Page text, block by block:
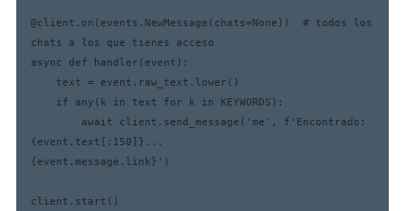
@client.on(events.NewMessage(chats=None))  # todos los
chats a los que tienes acceso
async def handler(event):
{event.text[:150]}...
{event.message.link}')
client.start()